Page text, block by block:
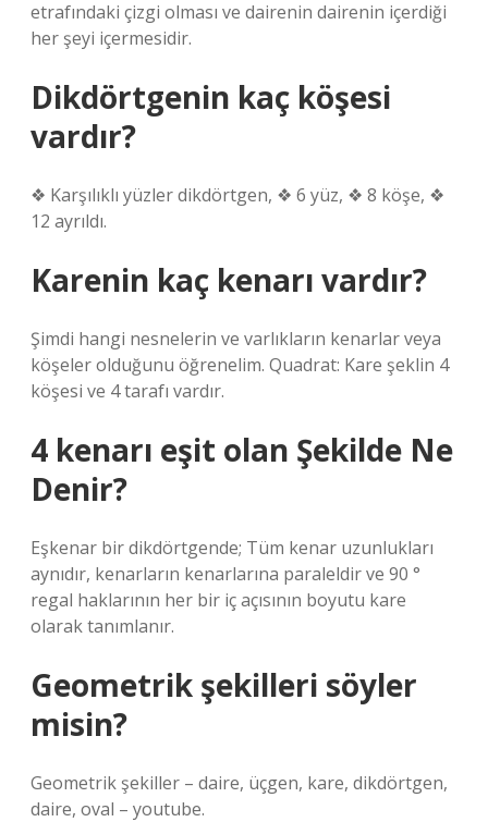
etrafındaki çizgi olması ve dairenin dairenin içerdiği
her şeyi içermesidir.
Dikdörtgenin kaç köşesi
vardır?
❖ Karşılıklı yüzler dikdörtgen, ❖ 6 yüz, ❖ 8 köşe, ❖
12 ayrıldı.
Karenin kaç kenarı vardır?
Şimdi hangi nesnelerin ve varlıkların kenarlar veya
köşeler olduğunu öğrenelim. Quadrat: Kare şeklin 4
köşesi ve 4 tarafı vardır.
4 kenarı eşit olan Şekilde Ne
Denir?
Eşkenar bir dikdörtgende; Tüm kenar uzunlukları
aynıdır, kenarların kenarlarına paraleldir ve 90 °
regal haklarının her bir iç açısının boyutu kare
olarak tanımlanır.
Geometrik şekilleri söyler
misin?
Geometrik şekiller – daire, üçgen, kare, dikdörtgen,
daire, oval – youtube.